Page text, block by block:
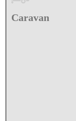
Caravan